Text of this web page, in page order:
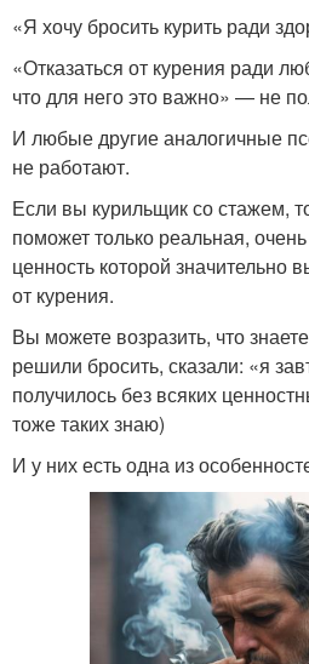
«Я хочу бросить курить ради
«Отказаться от курения ради
что для него это важно» — не
И любые другие аналогичные
не работают.
Если вы курильщик со стажем,
поможет только реальная,
ценность которой значительно
от курения.
Вы можете возразить, что
решили бросить, сказали: «я
получилось без всяких
тоже таких знаю)
И у них есть одна из